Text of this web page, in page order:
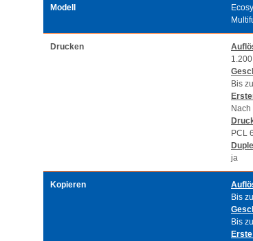
Modell
Drucken
Bis
PCL
ja
Kopieren
Bis
Bis